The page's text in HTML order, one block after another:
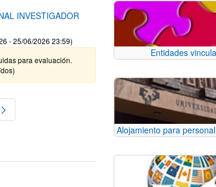
INVESTIGADOR
- 25/06/2026 23:59)
para evaluación.
Use TAB para desplazarse.
Entidades
Alojamiento para